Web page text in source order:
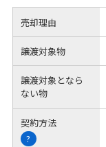
売却理由
譲渡対象物
譲渡対象となら
ない物
契約方法
?